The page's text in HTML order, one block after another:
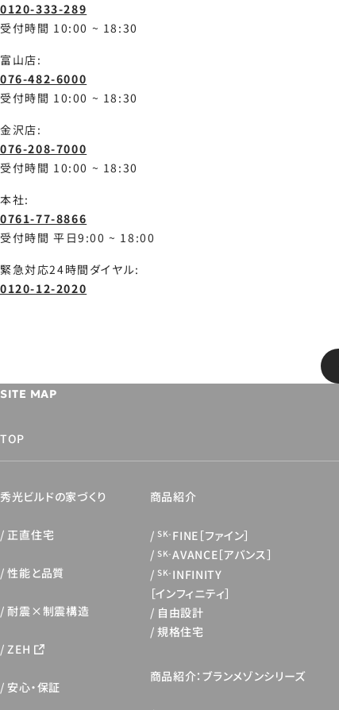
0120-333-289
受付時間 10:00 ~ 18:30
富山店:
076-482-6000
受付時間 10:00 ~ 18:30
金沢店:
076-208-7000
受付時間 10:00 ~ 18:30
本社:
0761-77-8866
受付時間 平日9:00 ~ 18:00
緊急対応24時間ダイヤル:
0120-12-2020
SITE MAP
TOP
秀光ビルドの家づくり
正直住宅
性能と品質
耐震×制震構造
ZEH
安心・保証
商品紹介
SK- FINE［ファイン］
SK-AVANCE［アバンス］
SK- INFINITY
［インフィニティ］
自由設計
規格住宅
商品紹介：ブランメゾンシリーズ